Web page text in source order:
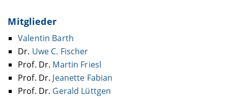
Mitglieder
Valentin Barth
Dr. Uwe C. Fischer
Prof. Dr. Martin Friesl
Prof. Dr. Jeanette Fabian
Prof. Dr. Gerald Lüttgen